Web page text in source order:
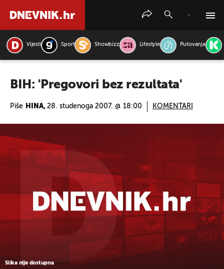
Vijesti Sport Showbizz Lifestyle Putovanja
BIH: 'Pregovori bez rezultata'
Piše HINA, 28. studenoga 2007. @ 18:00 KOMENTARI
Slika nije dostupna
PRETRAŽITE VIJESTI